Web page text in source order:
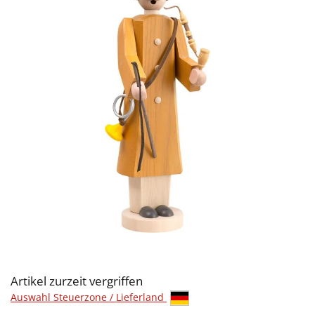
Artikel zurzeit vergriffen
Auswahl Steuerzone / Lieferland